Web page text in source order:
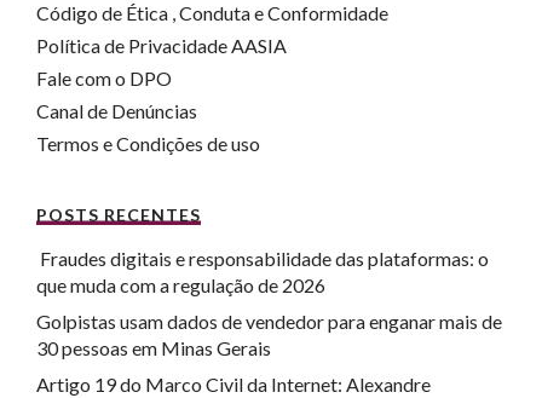
Código de Ética , Conduta e Conformidade
Política de Privacidade AASIA
Fale com o DPO
Canal de Denúncias
Termos e Condições de uso
POSTS RECENTES
Fraudes digitais e responsabilidade das plataformas: o
que muda com a regulação de 2026
Golpistas usam dados de vendedor para enganar mais de
30 pessoas em Minas Gerais
Artigo 19 do Marco Civil da Internet: Alexandre